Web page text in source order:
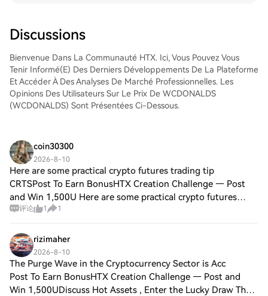
la paire de trading, d'exécuter vos trades
et de les suivre en temps réel. Nous offrons
une expérience conviviale aux débutants
comme aux traders chevronnés.
Discussions
Bienvenue Dans La Communauté HTX. Ici, Vous Pouvez Vous
Tenir Informé(e) Des Derniers Développements De La Plateforme
Et Accéder À Des Analyses De Marché Professionnelles. Les
Opinions Des Utilisateurs Sur Le Prix De WCDONALDS
(WCDONALDS) Sont Présentées Ci-Dessous.
coin30300
2026-8-10
Here are some practical crypto futures trading tip
CRTSPost To Earn BonusHTX Creation Challenge — Post
and Win 1,500U Here are some practical crypto futures
trading tips: Use low leverage — 2x–5x is generally easier to
评论 1 1
rizimaher
2026-8-10
The Purge Wave in the Cryptocurrency Sector is Acc
Post To Earn BonusHTX Creation Challenge — Post and
Win 1,500UDiscuss Hot Assets , Enter the Lucky Draw The